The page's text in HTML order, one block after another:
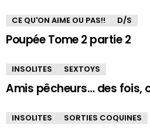
CE QU'ON AIME OU PAS!! D/S
Poupée Tome 2 partie 2
INSOLITES SEXTOYS
Amis pêcheurs… des fois,
INSOLITES SORTIES COQUINES